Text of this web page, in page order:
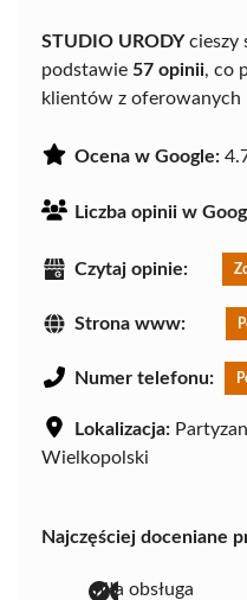
STUDIO URODYcieszy
podstawie 57 opinii, co
klientów z oferowanych
Ocena w Google:
Liczba opinii w
Czytaj opinie:
Strona www:
Numer telefonu:
Lokalizacja:
Wielkopolski
Najczęściej doceniane
miła obsługa